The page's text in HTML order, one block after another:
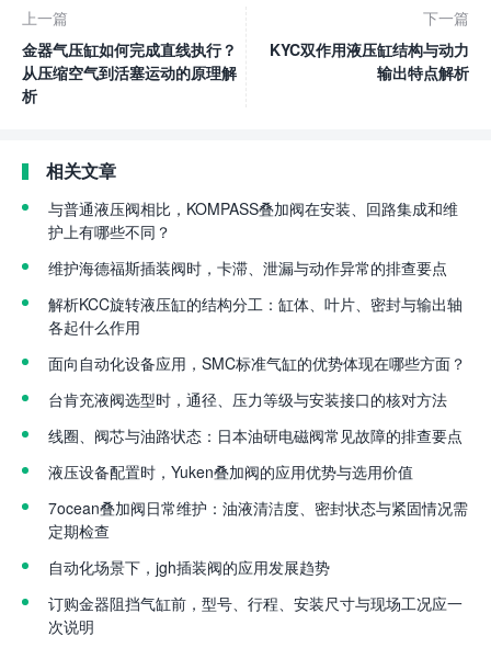
上一篇
金器气压缸如何完成直线执行？
从压缩空气到活塞运动的原理解
析
下一篇
KYC双作用液压缸结构与动力
输出特点解析
相关文章
与普通液压阀相比，KOMPASS叠加阀在安装、回路集成和维
护上有哪些不同？
维护海德福斯插装阀时，卡滞、泄漏与动作异常的排查要点
解析KCC旋转液压缸的结构分工：缸体、叶片、密封与输出轴
各起什么作用
面向自动化设备应用，SMC标准气缸的优势体现在哪些方面？
台肯充液阀选型时，通径、压力等级与安装接口的核对方法
线圈、阀芯与油路状态：日本油研电磁阀常见故障的排查要点
液压设备配置时，Yuken叠加阀的应用优势与选用价值
7ocean叠加阀日常维护：油液清洁度、密封状态与紧固情况需
定期检查
自动化场景下，jgh插装阀的应用发展趋势
订购金器阻挡气缸前，型号、行程、安装尺寸与现场工况应一
次说明